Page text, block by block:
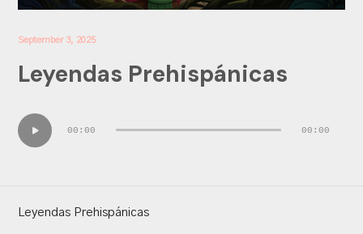
September 3, 2025
Leyendas Prehispánicas
Audio
Player
00:00 00:00
Leyendas Prehispánicas